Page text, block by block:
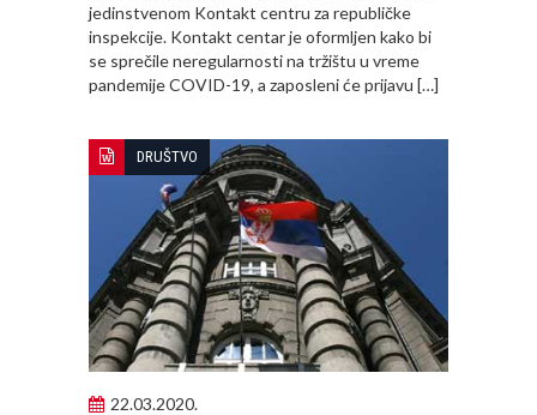
jedinstvenom Kontakt centru za republičke
inspekcije. Kontakt centar je oformljen kako bi
se sprečile neregularnosti na tržištu u vreme
pandemije COVID-19, a zaposleni će prijavu […]
DRUŠTVO
22.03.2020.